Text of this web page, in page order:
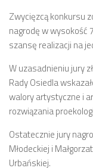
Uchwały Rady
Uchwały Zarządu
Budżet
Budżet
Budżet
Budżet
Budżet
Projekty
Zwycięzcą konkursu
nagrodę w wysokość
szansę realizacji na
W uzasadnieniu jury
Rady Osiedla
walory artystyczne i
rozwiązania
Ostatecznie jury
Młodeckiej i
Urbańskiej.